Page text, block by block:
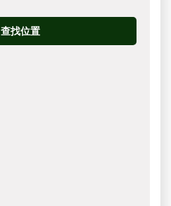
查找位置